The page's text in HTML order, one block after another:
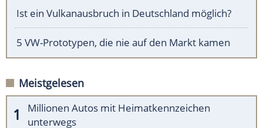
Ist ein Vulkanausbruch in Deutschland möglich?
5 VW-Prototypen, die nie auf den Markt kamen
Meistgelesen
Millionen Autos mit Heimatkennzeichen
unterwegs